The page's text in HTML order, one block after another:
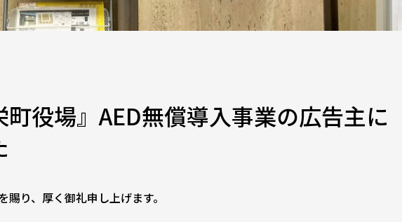
役場』AED無償導入事業の広告主に
り、厚く御礼申し上げます。